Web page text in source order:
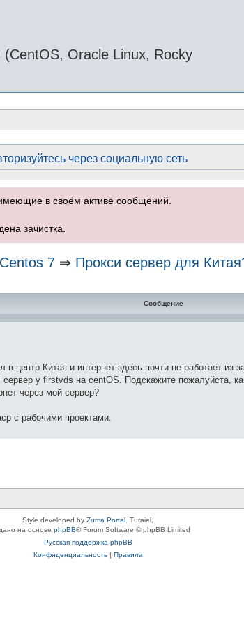
Oracle Linux, Rocky
через социальную сеть
в своём активе сообщений.
зачистка.
7 ⇒ Прокси сервер для
Сообщение
центр Китая и интернет здесь почти не работает из
у firstvds на centOS. Подскажите пожалуйста,
через мой сервер?
с рабочими проектами.
Style developed by Zuma Portal , Turaiel,
на основе phpBB® Forum Software © phpBB Limited
Русская поддержка phpBB
Конфиденциальность| Правила